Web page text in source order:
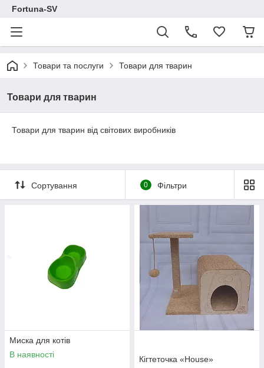
Fortuna-SV
Товари та послуги Товари для тварин
Товари для тварин
Товари для тварин від світових виробників
Сортування 0 Фільтри
Миска для котів
В наявності
Кігтеточка «House»